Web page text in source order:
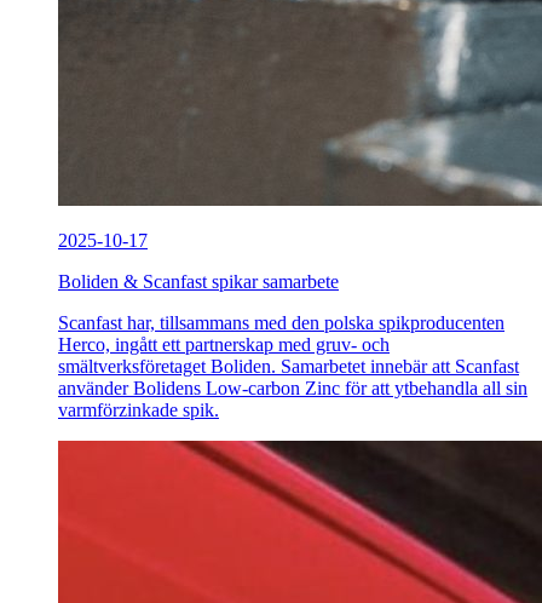
2025-10-17
Boliden & Scanfast spikar samarbete
Scanfast har, tillsammans med den polska spikproducenten
Herco, ingått ett partnerskap med gruv- och
smältverksföretaget Boliden. Samarbetet innebär att Scanfast
använder Bolidens Low-carbon Zinc för att ytbehandla all sin
varmförzinkade spik.